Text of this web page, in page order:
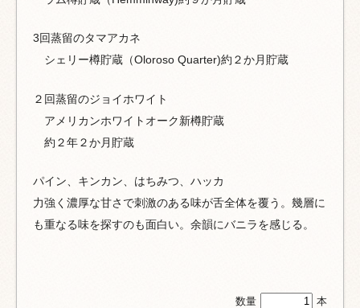
3回蒸留のタマアカネ
シェリー樽貯蔵（Oloroso Quarter)約２か月貯蔵
２回蒸留のジョイホワイト
アメリカンホワイトオーク新樽貯蔵
約２年２か月貯蔵
パイン、キンカン、はちみつ、ハッカ
力強く濃厚な甘さで刺激のある味が舌全体を覆う。幾層に
も重なる味を探すのも面白い。 余韻にバニラを感じる。
数量 本